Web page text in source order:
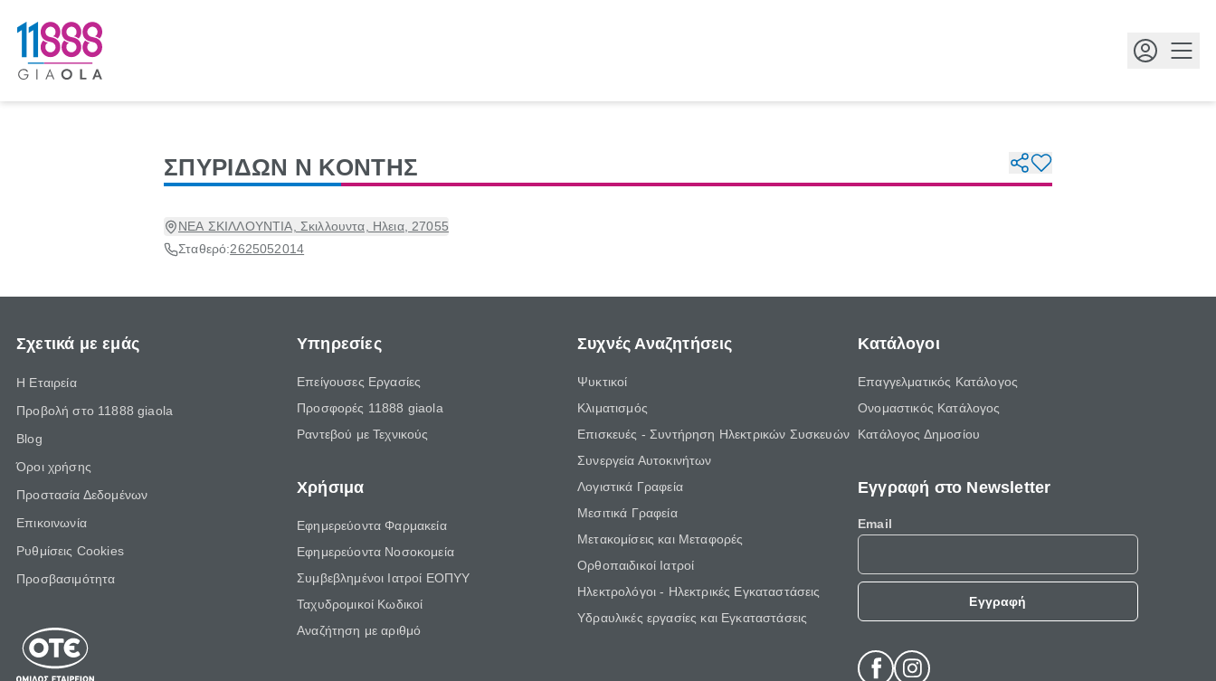
ΣΠΥΡΙΔΩΝ Ν ΚΟΝΤΗΣ
ΝΕΑ ΣΚΙΛΛΟΥΝΤΙΑ, Σκιλλουντα, Ηλεια, 27055
Σταθερό:2625052014
Σχετικά με εμάς
Η Εταιρεία
Προβολή στο 11888 giaola
Blog
Όροι χρήσης
Προστασία Δεδομένων
Επικοινωνία
Ρυθμίσεις Cookies
Προσβασιμότητα
Υπηρεσίες
Επείγουσες Εργασίες
Προσφορές 11888 giaola
Ραντεβού με Τεχνικούς
Χρήσιμα
Εφημερεύοντα Φαρμακεία
Εφημερεύοντα Νοσοκομεία
Συμβεβλημένοι Ιατροί ΕΟΠΥΥ
Ταχυδρομικοί Κωδικοί
Αναζήτηση με αριθμό
Συχνές Αναζητήσεις
Ψυκτικοί
Κλιματισμός
Επισκευές - Συντήρηση Ηλεκτρικών Συσκευών
Συνεργεία Αυτοκινήτων
Λογιστικά Γραφεία
Μεσιτικά Γραφεία
Μετακομίσεις και Μεταφορές
Ορθοπαιδικοί Ιατροί
Ηλεκτρολόγοι - Ηλεκτρικές Εγκαταστάσεις
Υδραυλικές εργασίες και Εγκαταστάσεις
Κατάλογοι
Επαγγελματικός Κατάλογος
Ονομαστικός Κατάλογος
Κατάλογος Δημοσίου
Εγγραφή στο Newsletter
Email
Εγγραφή